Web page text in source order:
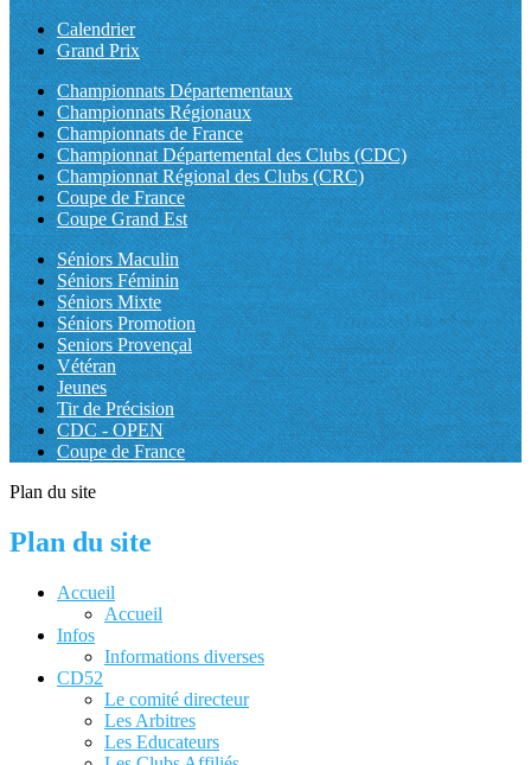
Calendrier
Grand Prix
Championnats Départementaux
Championnats Régionaux
Championnats de France
Championnat Départemental des Clubs (CDC)
Championnat Régional des Clubs (CRC)
Coupe de France
Coupe Grand Est
Séniors Maculin
Séniors Féminin
Séniors Mixte
Séniors Promotion
Seniors Provençal
Vétéran
Jeunes
Tir de Précision
CDC - OPEN
Coupe de France
Plan du site
Plan du site
Accueil
Accueil
Infos
Informations diverses
CD52
Le comité directeur
Les Arbitres
Les Educateurs